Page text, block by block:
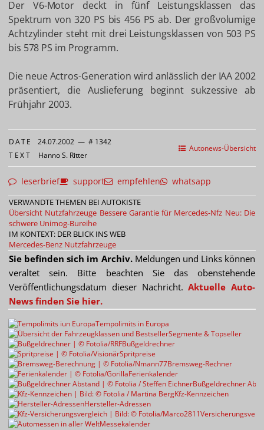
Der V6-Motor deckt in fünf Leistungsklassen das
Spektrum von 320 PS bis 456 PS ab. Der großvolumige
Achtzylinder steht mit drei Leistungsklassen von 503 PS
bis 578 PS im Programm.
Die neue Actros-Generation wird anlässlich der IAA 2002
präsentiert, die Auslieferung beginnt sukzessive ab
Frühjahr 2003.
Autonews-Übersicht
DATE 24.07.2002 — # 1342
TEXT Hanno S. Ritter
leserbrief support empfehlen whatsapp
VERWANDTE THEMEN BEI AUTOKISTE
Übersicht Nutzfahrzeuge Bessere Garantie für Mercedes-Nfz Neu: Die
schwere Unimog-Bureihe
IM KONTEXT: DER BLICK INS WEB
Mercedes-Benz Nutzfahrzeuge
Sie befinden sich im Archiv.Meldungen und Links können
veraltet sein. Bitte beachten Sie das obenstehende
Veröffentlichungsdatum dieser Nachricht.Aktuelle Auto-
News finden Sie hier.
Tempolimits in Europa
Segmente & Topseller
Bußgeldrechner
Spritpreise
Bremsweg-Rechner
Ferienkalender
Bußgeldrechner
Kfz-Kennzeichen
Hersteller-Adressen
Messekalender